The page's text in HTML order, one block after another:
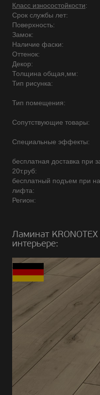
Класс износостойкости:
Срок службы лет:
Поверхность:
Замок:
Наличие фаски:
Оттенок:
Декор:
Толщина общая,мм:
Тип рисунка:
Тип помещения:
Сопутствующие товары:
Специальные эффекты:
бесплатная доставка при
20т.руб:
бесплатный подъем при
лифта:
Регион:
Ламинат
интерьере: